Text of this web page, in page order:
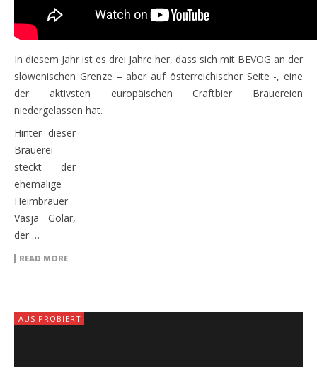
In diesem Jahr ist es drei Jahre her, dass sich mit BEVOG an der
slowenischen Grenze – aber auf österreichischer Seite -, eine
der aktivsten europäischen Craftbier Brauereien
niedergelassen hat.
Hinter dieser
Brauerei
steckt der
ehemalige
Heimbrauer
Vasja Golar,
der …
READ MORE
AUS PROBIERT